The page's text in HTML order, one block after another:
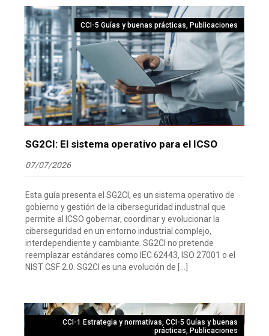
CCI-5 Guías y buenas prácticas, Publicaciones
SG2CI: El sistema operativo para el ICSO
07/07/2026
Esta guía presenta el SG2CI, es un sistema operativo de
gobierno y gestión de la ciberseguridad industrial que
permite al ICSO gobernar, coordinar y evolucionar la
ciberseguridad en un entorno industrial complejo,
interdependiente y cambiante. SG2CI no pretende
reemplazar estándares como IEC 62443, ISO 27001 o el
NIST CSF 2.0. SG2CI es una evolución de […]
CCI-1 Estrategia y normativas, CCI-5 Guías y buenas
prácticas, Publicaciones